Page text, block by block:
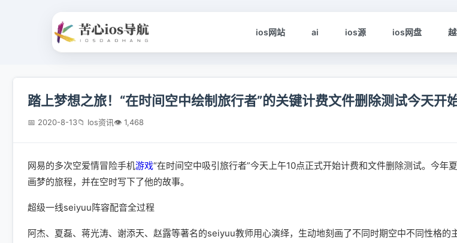
ios网站 ai ios源 ios网盘
踏上梦想之旅！“在时间空中绘制旅行者”的关键计费文件删除测试今天开
📅 2020-8-13📁 Ios资讯👁 1,468
网易的多次空爱情冒险手机游戏“在时间空中吸引旅行者”今天上午10点正式开始计费和文件删除测试。今年
画梦的旅程，并在空时写下了他的故事。
超级一线seiyuu阵容配音全过程
阿杰、夏磊、蒋光涛、谢添天、赵露等著名的seiyuu教师用心演绎，生动地刻画了不同时期空中不同性格的